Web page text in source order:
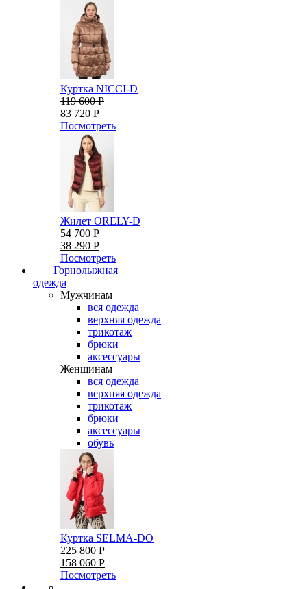
Куртка NICCI-D
119 600 Р
83 720 Р
Посмотреть
Жилет ORELY-D
54 700 Р
38 290 Р
Посмотреть
Горнолыжная
одежда
Мужчинам
вся одежда
верхняя одежда
трикотаж
брюки
аксессуары
Женщинам
вся одежда
верхняя одежда
трикотаж
брюки
аксессуары
обувь
Куртка SELMA-DO
225 800 Р
158 060 Р
Посмотреть